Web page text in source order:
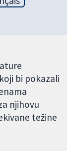
bi pokazali
njihovu
težine